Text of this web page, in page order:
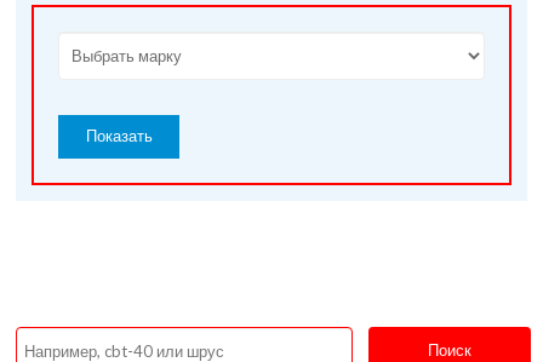
Показать
Поиск